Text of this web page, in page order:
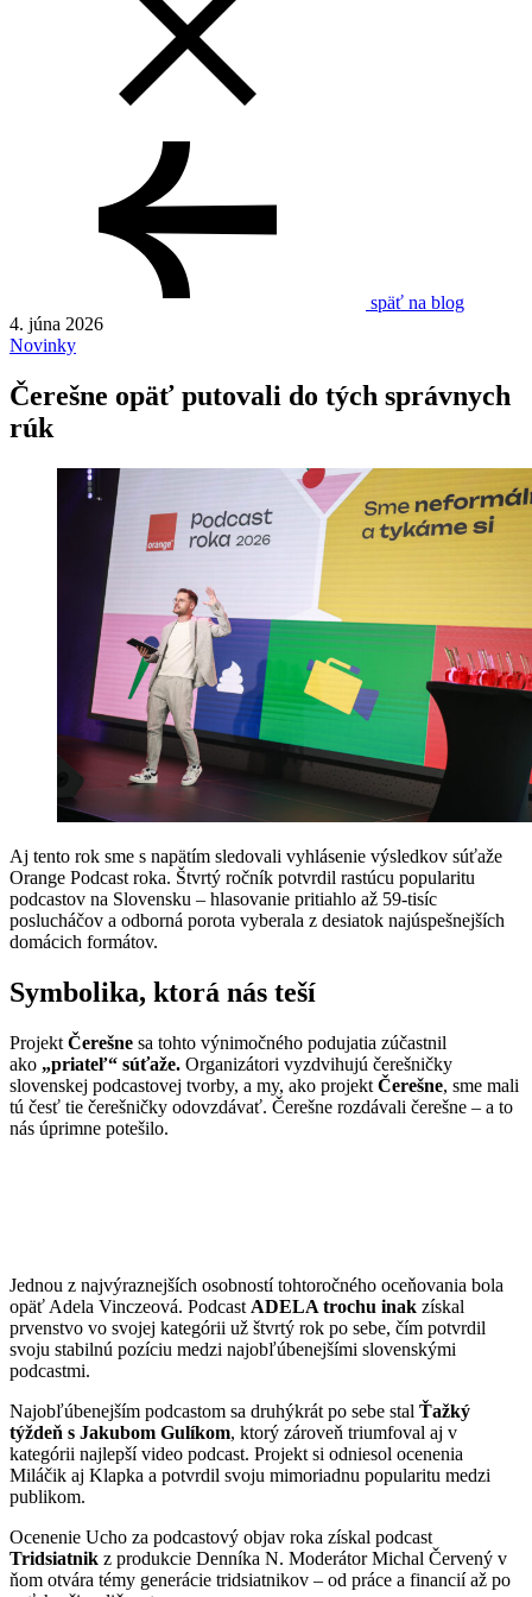
späť na blog
4. júna 2026
Novinky
Čerešne opäť putovali do tých správnych
rúk
Aj tento rok sme s napätím sledovali vyhlásenie výsledkov súťaže
Orange Podcast roka. Štvrtý ročník potvrdil rastúcu popularitu
podcastov na Slovensku – hlasovanie pritiahlo až 59-tisíc
poslucháčov a odborná porota vyberala z desiatok najúspešnejších
domácich formátov.
Symbolika, ktorá nás teší
Projekt Čerešne sa tohto výnimočného podujatia zúčastnil
ako „priateľ“ súťaže. Organizátori vyzdvihujú čerešničky
slovenskej podcastovej tvorby, a my, ako projekt Čerešne, sme mali
tú česť tie čerešničky odovzdávať. Čerešne rozdávali čerešne – a to
nás úprimne potešilo.
Jednou z najvýraznejších osobností tohtoročného oceňovania bola
opäť Adela Vinczeová. Podcast ADELA trochu inak získal
prvenstvo vo svojej kategórii už štvrtý rok po sebe, čím potvrdil
svoju stabilnú pozíciu medzi najobľúbenejšími slovenskými
podcastmi.
Najobľúbenejším podcastom sa druhýkrát po sebe stal Ťažký
týždeň s Jakubom Gulíkom, ktorý zároveň triumfoval aj v
kategórii najlepší video podcast. Projekt si odniesol ocenenia
Miláčik aj Klapka a potvrdil svoju mimoriadnu popularitu medzi
publikom.
Ocenenie Ucho za podcastový objav roka získal podcast
Tridsiatnik z produkcie Denníka N. Moderátor Michal Červený v
ňom otvára témy generácie tridsiatnikov – od práce a financií až po